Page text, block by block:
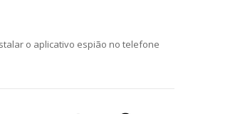
o aplicativo espião no telefone